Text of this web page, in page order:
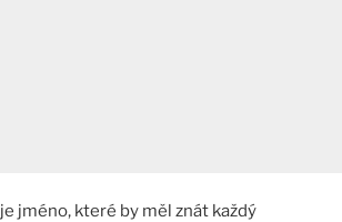
je jméno, které by měl znát každý